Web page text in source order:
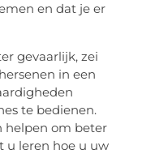
en dat je er
gevaarlijk, zei
in een
te bedienen.
helpen om beter
u leren hoe u uw